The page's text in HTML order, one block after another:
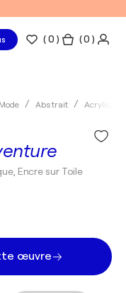
(0 ) ( 0 )
Mode Abstrait Acrylique
Encre sur Toile
œuvre